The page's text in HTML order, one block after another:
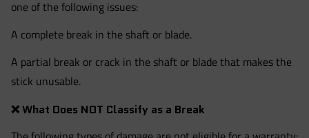
one of the following issues:
A complete break in the shaft or blade.
A partial break or crack in the shaft or blade that makes the
stick unusable.
❌What Does NOT Classify as a Break